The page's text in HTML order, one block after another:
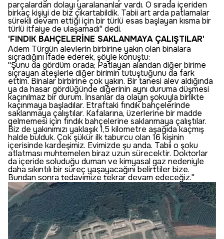
parçalardan dolayı yaralananlar vardı. O sırada içeriden
birkaç kişiyi de biz çıkartabildik. Tabii art arda patlamalar
sürekli devam ettiği için bir türlü esas başlayan kısma bir
türlü itfaiye de ulaşamadı'' dedi.
'FINDIK BAHÇELERİNE SAKLANMAYA ÇALIŞTILAR'
Adem Türgün alevlerin birbirine yakın olan binalara
sıçradığını ifade ederek, şöyle konuştu:
''Şunu da gördüm orada; Patlayan alandan diğer birime
sıçrayan ateşlerle diğer birimin tutuştuğunu da fark
ettim. Binalar birbirine çok yakın. Bir tanesi alev aldığında
ya da hasar gördüğünde diğerinin aynı duruma düşmesi
kaçınılmaz bir durum. İnsanlar da olayın şokuyla birlikte
kaçınmaya başladılar. Etraftaki fındık bahçelerinde
saklanmaya çalıştılar. Kafalarına, üzerlerine bir madde
gelmemesi için fındık bahçelerine saklanmaya çalıştılar.
Biz de yakınımızı yaklaşık 1,5 kilometre aşağıda kaçmış
halde bulduk. Çok şükür ilk taburcu olan 16 kişinin
içerisinde kardeşimiz. Evimizde şu anda. Tabii o şoku
atlatması muhtemelen biraz uzun sürecektir. Doktorlar
da içeride soluduğu duman ve kimyasal gaz nedeniyle
daha sıkıntılı bir süreç yaşayacağını belirttiler bize.
Bundan sonra tedavimize tekrar devam edeceğiz.''